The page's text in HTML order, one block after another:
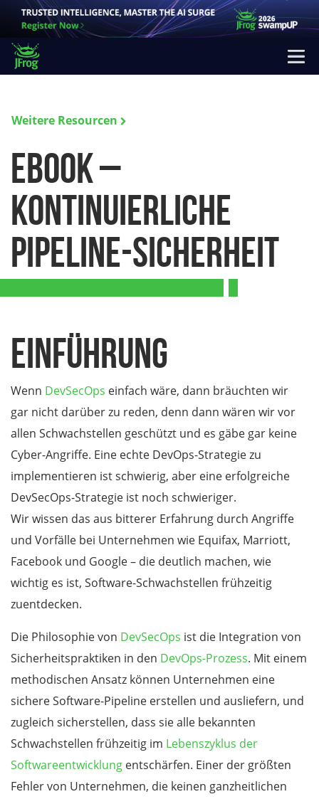
Weitere Resourcen
eBook –
Kontinuierliche
Pipeline-Sicherheit
Einführung
Wenn DevSecOps einfach wäre, dann bräuchten wir
gar nicht darüber zu reden, denn dann wären wir vor
allen Schwachstellen geschützt und es gäbe gar keine
Cyber-Angriffe. Eine echte DevOps-Strategie zu
implementieren ist schwierig, aber eine erfolgreiche
DevSecOps-Strategie ist noch schwieriger.
Wir wissen das aus bitterer Erfahrung durch Angriffe
und Vorfälle bei Unternehmen wie Equifax, Marriott,
Facebook und Google – die deutlich machen, wie
wichtig es ist, Software-Schwachstellen frühzeitig
zuentdecken.
Die Philosophie von DevSecOps ist die Integration von
Sicherheitspraktiken in den DevOps-Prozess. Mit einem
methodischen Ansatz können Unternehmen eine
sichere Software-Pipeline erstellen und ausliefern, und
zugleich sicherstellen, dass sie alle bekannten
Schwachstellen frühzeitig im Lebenszyklus der
Softwareentwicklung entschärfen. Einer der größten
Fehler von Unternehmen, die keinen ganzheitlichen